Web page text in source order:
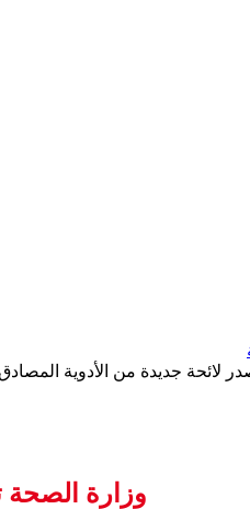
لائحة جديدة من الأدوية
وزارة الصحة